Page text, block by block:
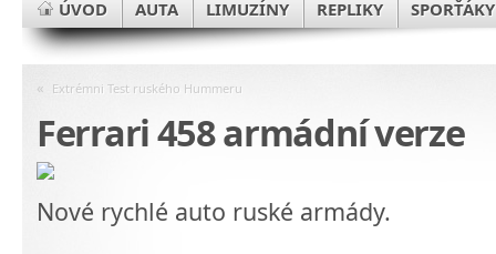
ÚVOD AUTA LIMUZÍNY REPLIKY SPORŤÁKY
« Extrémni Test ruského Hummeru
Ferrari 458 armádní verze
Nové rychlé auto ruské armády.